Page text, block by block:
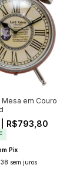
em Couro
R$793,80
Pix
sem juros